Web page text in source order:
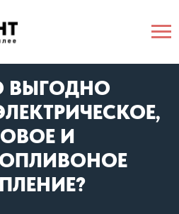
ВЫГОДНО
И